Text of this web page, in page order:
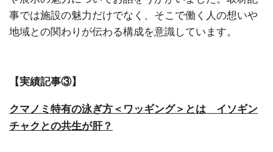
事では施設の魅力だけでなく、そこで働く人の想いや
地域との関わりが伝わる構成を意識しています。
【実績記事③】
クマノミ特有の泳ぎ方＜ワッギング＞とは イソギン
チャクとの共生が肝？